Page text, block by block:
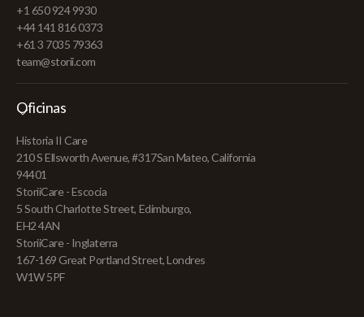
+1 650 924 9930
+44 141 816 0373
+61 3 7035 79363
team@storii.com
Oficinas
Historia II Care
210 S Ellsworth Avenue, #317San Mateo, California
94401
StoriiCare - Escocia
5 South Charlotte Street, Edimburgo,
EH2 4AN
StoriiCare - Inglaterra
167-169 Great Portland Street, Londres
W1W 5PF